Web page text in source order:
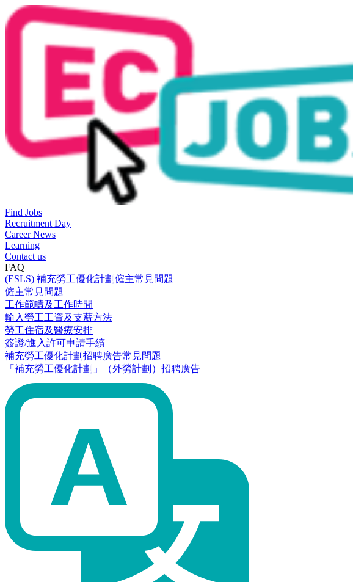
Find Jobs
Recruitment Day
Career News
Learning
Contact us
FAQ
(ESLS) 補充勞工優化計劃僱主常見問題
僱主常見問題
工作範疇及工作時間
輸入勞工工資及支薪方法
勞工住宿及醫療安排
簽證/進入許可申請手續
補充勞工優化計劃招聘廣告常見問題
「補充勞工優化計劃」（外勞計劃）招聘廣告